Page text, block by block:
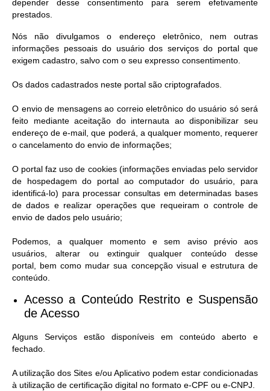
depender desse consentimento para serem efetivamente
prestados.
Nós não divulgamos o endereço eletrônico, nem outras
informações pessoais do usuário dos serviços do portal que
exigem cadastro, salvo com o seu expresso consentimento.
Os dados cadastrados neste portal são criptografados.
O envio de mensagens ao correio eletrônico do usuário só será
feito mediante aceitação do internauta ao disponibilizar seu
endereço de e-mail, que poderá, a qualquer momento, requerer
o cancelamento do envio de informações;
O portal faz uso de cookies (informações enviadas pelo servidor
de hospedagem do portal ao computador do usuário, para
identificá-lo) para processar consultas em determinadas bases
de dados e realizar operações que requeiram o controle de
envio de dados pelo usuário;
Podemos, a qualquer momento e sem aviso prévio aos
usuários, alterar ou extinguir qualquer conteúdo desse
portal, bem como mudar sua concepção visual e estrutura de
conteúdo.
Acesso a Conteúdo Restrito e Suspensão
de Acesso​
Alguns Serviços estão disponíveis em conteúdo aberto e
fechado.
A utilização dos Sites e/ou Aplicativo podem estar condicionadas
à utilização de certificação digital no formato e-CPF ou e-CNPJ.